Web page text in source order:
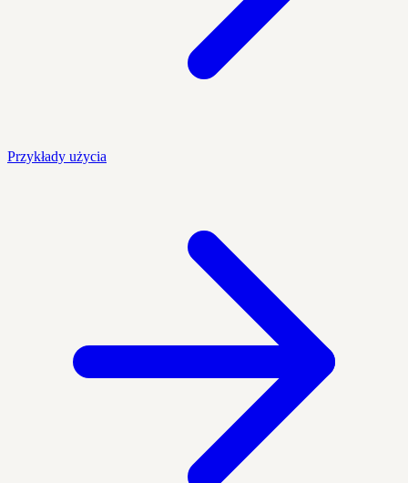
Przykłady użycia